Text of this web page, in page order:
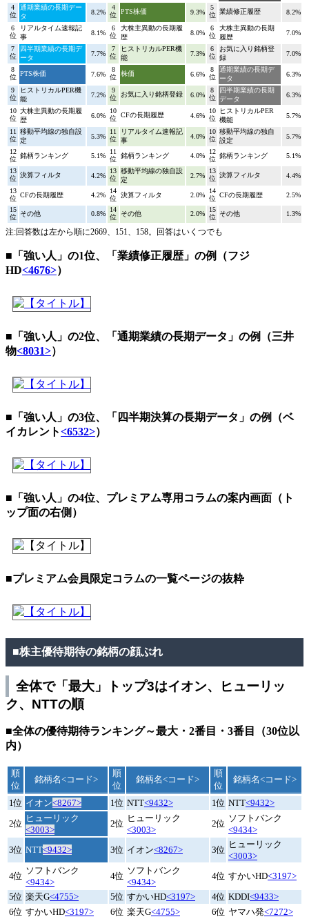
4
位
通期業績の長期デー
タ
8.2%
4
位
PTS株価 9.3%
5
位 業績修正履歴 8.2%
6
位
リアルタイム速報記
事
8.1%
6
位
大株主異動の長期履
歴
8.0%
6
位
大株主異動の長期
履歴
7.0%
7
位
四半期業績の長期デ
ータ
7.7%
7
位
ヒストリカルPER機
能
7.3%
6
位
お気に入り銘柄登
録
7.0%
8
位 PTS株価 7.6%
8
位
株価 6.6%
8
位
通期業績の長期デ
ータ
6.3%
9
位
ヒストリカルPER機
能
7.2%
9
位
お気に入り銘柄登録 6.0%
8
位
四半期業績の長期
データ
6.3%
10
位
大株主異動の長期履
歴
6.0%
10
位
CFの長期履歴 4.6%
10
位
ヒストリカルPER
機能
5.7%
11
位
移動平均線の独自設
定
5.3%
11
位
リアルタイム速報記
事
4.0%
10
位
移動平均線の独自
設定
5.7%
12
位 銘柄ランキング 5.1%
11
位
銘柄ランキング 4.0%
12
位 銘柄ランキング 5.1%
13
位 決算フィルタ 4.2%
13
位
移動平均線の独自設
定
2.7%
13
位 決算フィルタ 4.4%
13
位 CFの長期履歴 4.2%
14
位
決算フィルタ 2.0%
14
位 CFの長期履歴 2.5%
15
位
その他 0.8%
14
位
その他 2.0%
15
位
その他 1.3%
注:回答数は左から順に2669、151、158。回答はいくつでも
■「強い人」の1位、「業績修正履歴」の例（フジ
HD<4676>）
■「強い人」の2位、「通期業績の長期データ」の例（三井
物<8031>）
■「強い人」の3位、「四半期決算の長期データ」の例（ベ
イカレント<6532>）
■「強い人」の4位、プレミアム専用コラムの案内画面（ト
ップ面の右側）
■プレミアム会員限定コラムの一覧ページの抜粋
■株主優待期待の銘柄の顔ぶれ
全体で「最大」トップ3はイオン、ヒューリッ
ク、NTTの順
■全体の優待期待ランキング～最大・2番目・3番目（30位以
内）
順
位
銘柄名<コード>
順
位
銘柄名<コード>
順
位
銘柄名<コード>
1位 イオン<8267> 1位 NTT<9432> 1位 NTT<9432>
2位
ヒューリック
<3003>
2位
ヒューリック
<3003>
2位
ソフトバンク
<9434>
3位 NTT<9432> 3位 イオン<8267> 3位
ヒューリック
<3003>
4位
ソフトバンク
<9434>
4位
ソフトバンク
<9434>
4位 すかいHD<3197>
5位 楽天G<4755> 5位 すかいHD<3197> 4位 KDDI<9433>
6位 すかいHD<3197> 6位 楽天G<4755> 6位 ヤマハ発<7272>